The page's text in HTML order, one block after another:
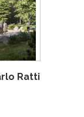
Ratti